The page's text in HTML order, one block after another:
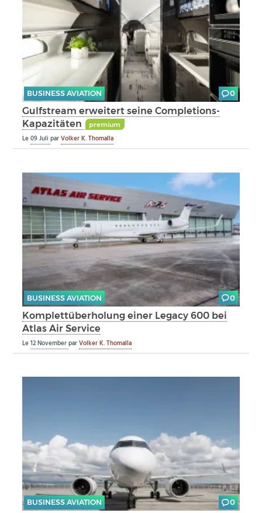
BUSINESS AVIATION 0
Gulfstream erweitert seine Completions-
Kapazitäten
premium
Le09 JuliparVolker K. Thomalla
BUSINESS AVIATION 0
Komplettüberholung einer Legacy 600 bei
Atlas Air Service
Le12 NovemberparVolker K. Thomalla
BUSINESS AVIATION 0